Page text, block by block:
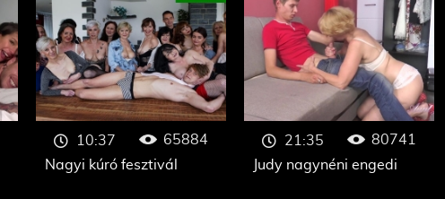
Nagyi kúró fesztivál
10:37
65884
Judy nagynéni engedi
21:35
80741